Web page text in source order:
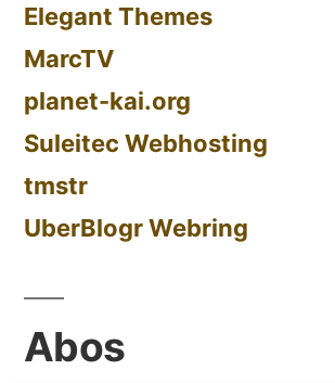
Elegant Themes
MarcTV
planet-kai.org
Suleitec Webhosting
tmstr
UberBlogr Webring
Abos